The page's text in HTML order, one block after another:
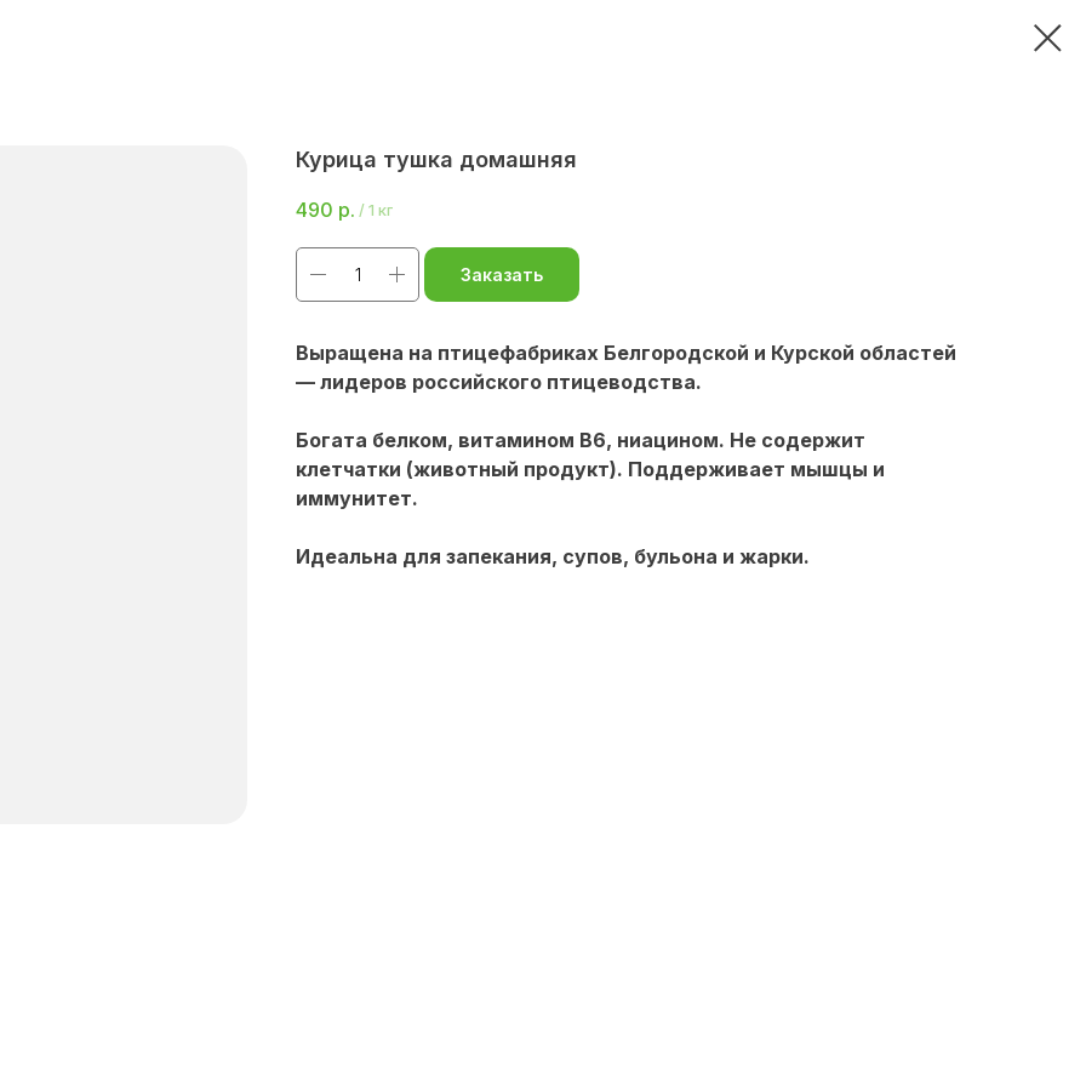
Курица тушка домашняя
490 р. / 1 кг
Заказать
Выращена на птицефабриках Белгородской и Курской областей
— лидеров российского птицеводства.
Богата белком, витамином B6, ниацином. Не содержит
клетчатки (животный продукт). Поддерживает мышцы и
иммунитет.
Идеальна для запекания, супов, бульона и жарки.